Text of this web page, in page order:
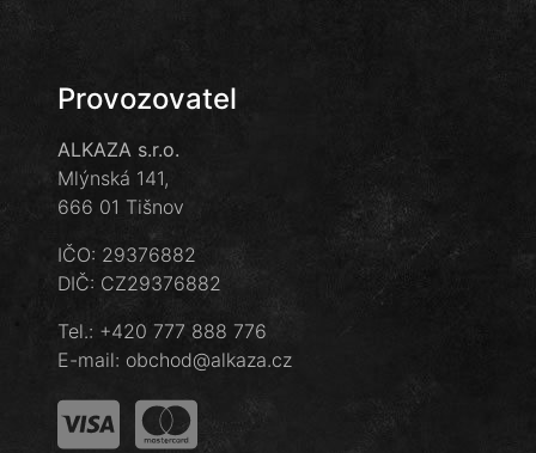
Provozovatel
ALKAZA s.r.o.
Mlýnská 141,
666 01 Tišnov
IČO: 29376882
DIČ: CZ29376882
Tel.: +420 777 888 776
E-mail: obchod@alkaza.cz